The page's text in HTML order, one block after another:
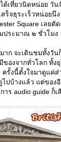
ด้เที่ยวนิดหน่อย วั
ร็จธุระเร็วหน่อยนึ
Square เลยตั
ประมาณ ๒ ชั่วโมง
ก จะเดินชมทั้งวัน
องจากทั่วโลก ทั้ง
รั้งนี้ตั้งใจมาดูแค่
ปบ้างแล้ว แต่ของ
ร audio guide ก็เ